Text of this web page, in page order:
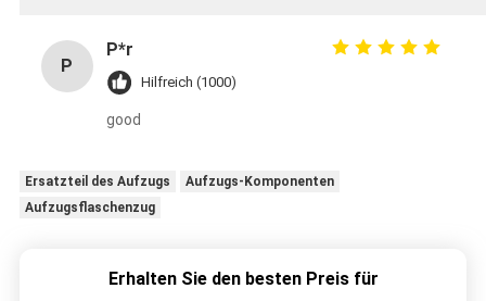
P
P*r
Hilfreich (1000)
good
Ersatzteil des Aufzugs
Aufzugs-Komponenten
Aufzugsflaschenzug
Erhalten Sie den besten Preis für